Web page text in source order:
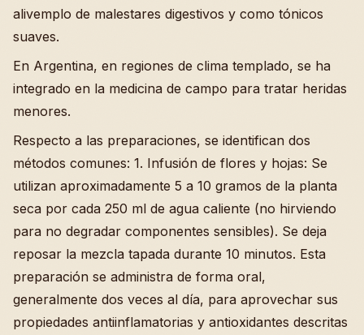
alivemplo de malestares digestivos y como tónicos
suaves.
En Argentina, en regiones de clima templado, se ha
integrado en la medicina de campo para tratar heridas
menores.
Respecto a las preparaciones, se identifican dos
métodos comunes: 1. Infusión de flores y hojas: Se
utilizan aproximadamente 5 a 10 gramos de la planta
seca por cada 250 ml de agua caliente (no hirviendo
para no degradar componentes sensibles). Se deja
reposar la mezcla tapada durante 10 minutos. Esta
preparación se administra de forma oral,
generalmente dos veces al día, para aprovechar sus
propiedades antiinflamatorias y antioxidantes descritas